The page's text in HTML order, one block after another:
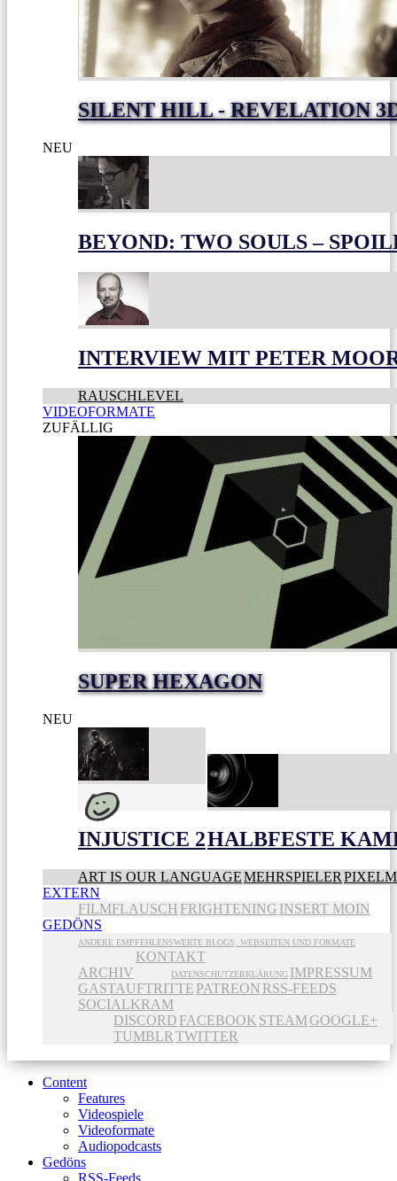
SILENT HILL - REVELATION
NEU
BEYOND: TWO SOULS –
INTERVIEW MIT PETER
RAUSCHLEVEL
VIDEOFORMATE
ZUFÄLLIG
SUPER HEXAGON
NEU
INJUSTICE 2HALBFESTE
ART IS OUR LANGUAGEMEHRSPIELER
EXTERN
FILMFLAUSCH FRIGHTENING INSERT MOIN
GEDÖNS
ANDERE EMPFEHLENSWERTE BLOGS, WEBSEITEN UND FORMATE
ARCHIV
KONTAKT
DATENSCHUTZERKLÄRUNG IMPRESSUM
GASTAUFTRITTE PATREON RSS-FEEDS
SOCIALKRAM
DISCORD FACEBOOK STEAMGOOGLE+
TUMBLR TWITTER
Content
Features
Videospiele
Videoformate
Audiopodcasts
Gedöns